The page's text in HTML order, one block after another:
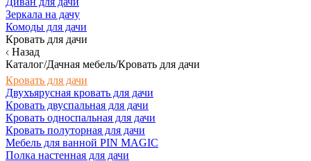
Зеркала на дачу
Комоды для дачи
Кровать для дачи
Назад
Каталог/Дачная мебель/Кровать для дачи
Кровать для дачи
Двухъярусная кровать для дачи
Кровать двуспальная для дачи
Кровать односпальная для дачи
Кровать полуторная для дачи
Мебель для ванной PIN MAGIC
Полка настенная для дачи